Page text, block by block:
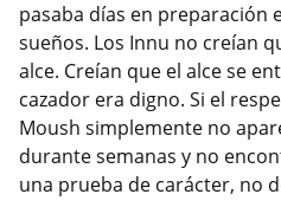
pasaba días en preparación
sueños. Los Innu no creían
alce. Creían que el alce se
cazador era digno. Si el
Moush simplemente no
durante semanas y no
una prueba de carácter, no